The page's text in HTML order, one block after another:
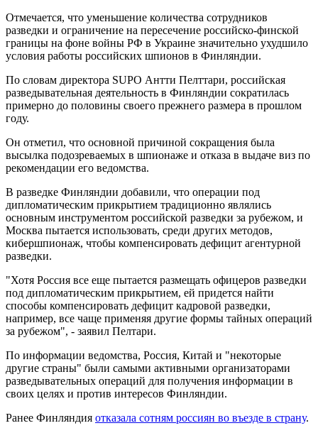
Отмечается, что уменьшение количества сотрудников
разведки и ограничение на пересечение российско-финской
границы на фоне войны РФ в Украине значительно ухудшило
условия работы российских шпионов в Финляндии.
По словам директора SUPO Антти Пелттари, российская
разведывательная деятельность в Финляндии сократилась
примерно до половины своего прежнего размера в прошлом
году.
Он отметил, что основной причиной сокращения была
высылка подозреваемых в шпионаже и отказа в выдаче виз по
рекомендации его ведомства.
В разведке Финляндии добавили, что операции под
дипломатическим прикрытием традиционно являлись
основным инструментом российской разведки за рубежом, и
Москва пытается использовать, среди других методов,
кибершпионаж, чтобы компенсировать дефицит агентурной
разведки.
"Хотя Россия все еще пытается размещать офицеров разведки
под дипломатическим прикрытием, ей придется найти
способы компенсировать дефицит кадровой разведки,
например, все чаще применяя другие формы тайных операций
за рубежом", - заявил Пелтари.
По информации ведомства, Россия, Китай и "некоторые
другие страны" были самыми активными организаторами
разведывательных операций для получения информации в
своих целях и против интересов Финляндии.
Ранее Финляндия отказала сотням россиян во въезде в страну.